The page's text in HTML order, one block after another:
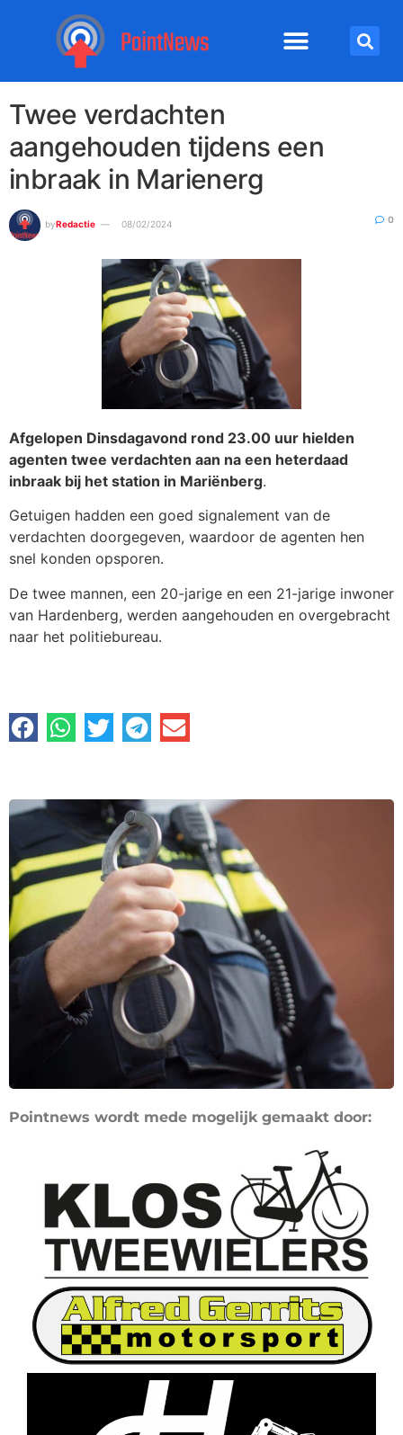
Twee verdachten
aangehouden tijdens een
inbraak in Marienerg
byRedactie 08/02/2024 0
Afgelopen Dinsdagavond rond 23.00 uur hielden
agenten twee verdachten aan na een heterdaad
inbraak bij het station in Mariënberg.
Getuigen hadden een goed signalement van de
verdachten doorgegeven, waardoor de agenten hen
snel konden opsporen.
De twee mannen, een 20-jarige en een 21-jarige inwoner
van Hardenberg, werden aangehouden en overgebracht
naar het politiebureau.
Pointnews wordt mede mogelijk gemaakt door: